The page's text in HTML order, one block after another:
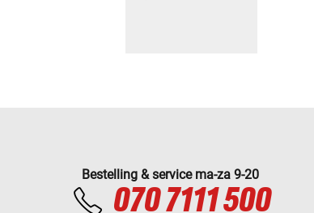
Bestelling & service ma-za 9-20
070 7111 500